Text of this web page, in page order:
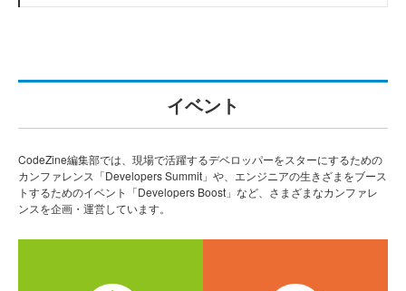
イベント
CodeZine編集部では、現場で活躍するデベロッパーをスターにするための
カンファレンス「Developers Summit」や、エンジニアの生きざまをブース
トするためのイベント「Developers Boost」など、さまざまなカンファレ
ンスを企画・運営しています。